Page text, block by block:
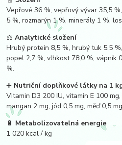
Vepřové 36 %, vepřový vývar 35,5
5 %, rozmarýn 1 %, minerály 1 %,
⚖️Analytické složení
Hrubý protein 8,5 %, hrubý tuk 5,5
popel 2,7 %, vlhkost 78,0 %, vápník
%.
➕ Nutriční doplňkové látky na 1
Vitamin D3 200 IU, vitamin E 100
mangan 2 mg, jód 0,5 mg, měď 0,5
🔋 Metabolizovatelná energie
1 020 kcal / kg